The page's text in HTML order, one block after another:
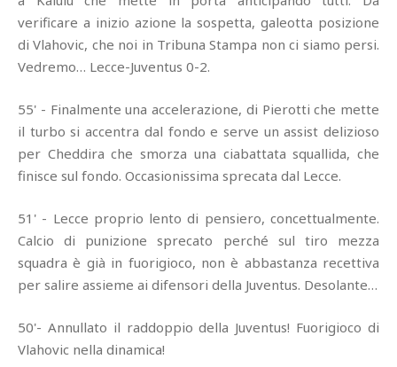
verificare a inizio azione la sospetta, galeotta posizione
di Vlahovic, che noi in Tribuna Stampa non ci siamo persi.
Vedremo… Lecce-Juventus 0-2.
55' - Finalmente una accelerazione, di Pierotti che mette
il turbo si accentra dal fondo e serve un assist delizioso
per Cheddira che smorza una ciabattata squallida, che
finisce sul fondo. Occasionissima sprecata dal Lecce.
51' - Lecce proprio lento di pensiero, concettualmente.
Calcio di punizione sprecato perché sul tiro mezza
squadra è già in fuorigioco, non è abbastanza recettiva
per salire assieme ai difensori della Juventus. Desolante…
50'- Annullato il raddoppio della Juventus! Fuorigioco di
Vlahovic nella dinamica!